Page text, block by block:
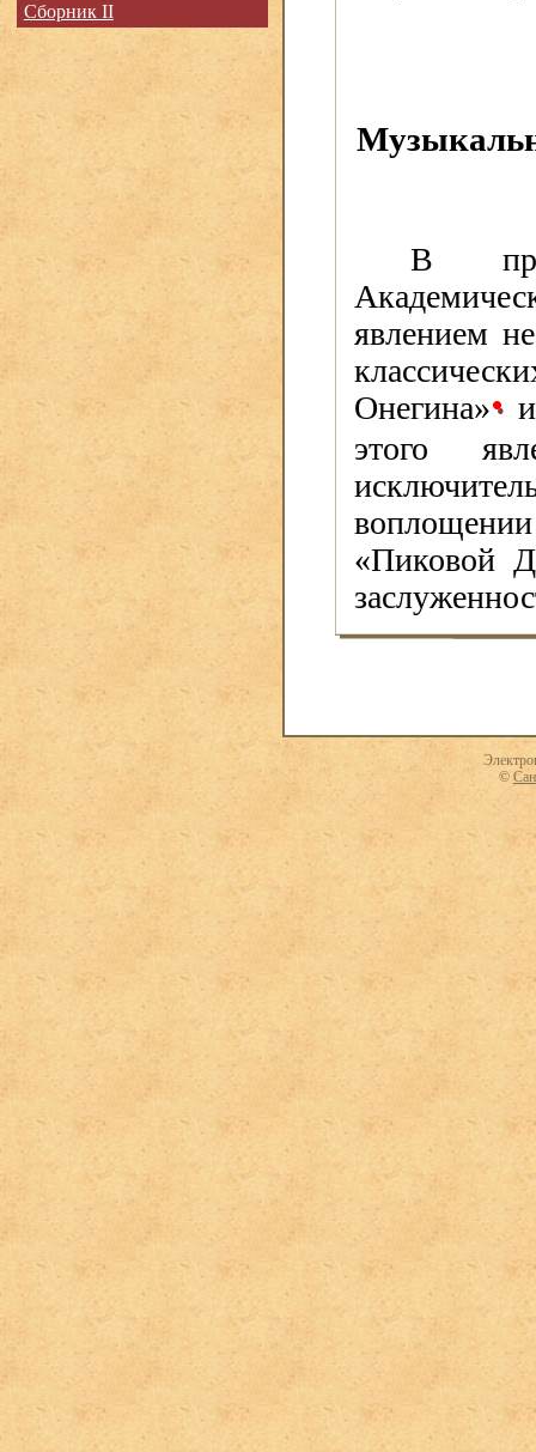
В
явлением
Онегина» •
этого
воплощении
«Пиковой
Сборник II
©